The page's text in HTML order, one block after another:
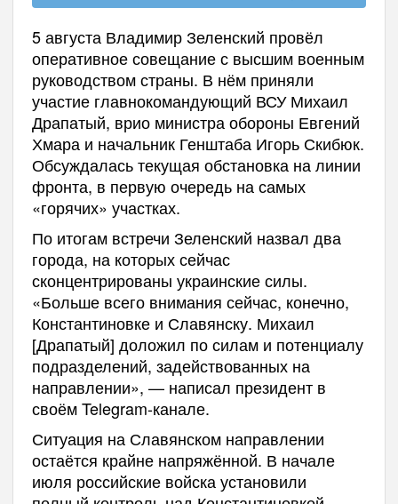
5 августа Владимир Зеленский провёл
оперативное совещание с высшим военным
руководством страны. В нём приняли
участие главнокомандующий ВСУ Михаил
Драпатый, врио министра обороны Евгений
Хмара и начальник Генштаба Игорь Скибюк.
Обсуждалась текущая обстановка на линии
фронта, в первую очередь на самых
«горячих» участках.
По итогам встречи Зеленский назвал два
города, на которых сейчас
сконцентрированы украинские силы.
«Больше всего внимания сейчас, конечно,
Константиновке и Славянску. Михаил
[Драпатый] доложил по силам и потенциалу
подразделений, задействованных на
направлении», — написал президент в
своём Telegram-канале.
Ситуация на Славянском направлении
остаётся крайне напряжённой. В начале
июля российские войска установили